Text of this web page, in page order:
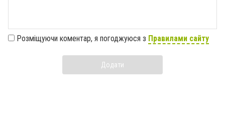
Розміщуючи коментар, я погоджуюся з Правилами сайту
Додати